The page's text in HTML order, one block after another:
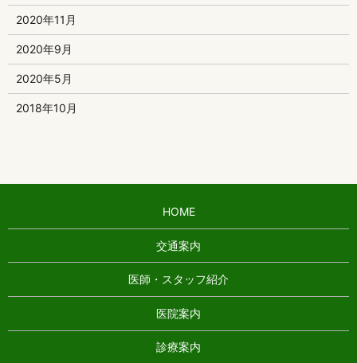
2020年11月
2020年9月
2020年5月
2018年10月
HOME
交通案内
医師・スタッフ紹介
医院案内
診療案内